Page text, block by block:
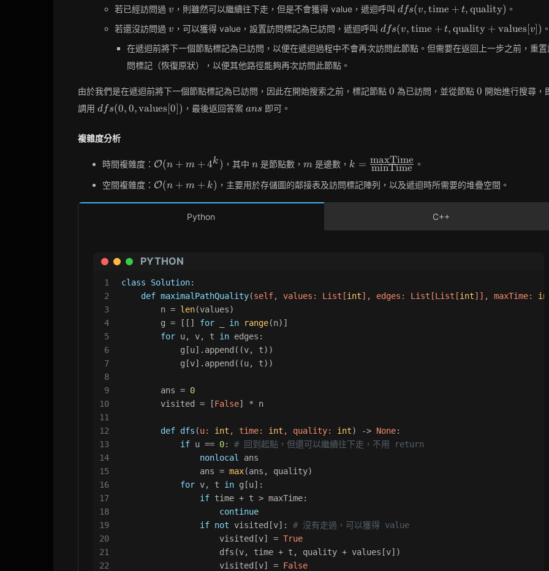
若已經訪問過 v
v ，則雖然可以繼續往下走，但是不會獲得 value，遞迴呼叫 dfs(v,
t,
\text{quality})
dfs(v, time + t, quality) 。
若還沒訪問過 v
v ，可以獲得 value，設置訪問標記為已訪問，遞迴呼叫 dfs(v,
t,
\text{values}
dfs(v, time + t, quality + values v ) 。
在遞迴前將下一個節點標記為已訪問，以便在遞迴過程中不會再次訪問此節點。但需要在返回上一步之前，重置
問標記（恢復原狀），以便其他路徑能夠再次訪問此節點。
由於我們是在遞迴前將下一個節點標記為已訪問，因此在開始搜索之前，標記節點 0
0 為已訪問，並從節點 0
0 開始進行搜尋，
調用 dfs(0, 0,
[0])
dfs(0, 0,values [0 ) ，最後返回答案ans
ans 即可。
複雜度分析
時間複雜度： \mathcal{O}
(n + m +
4^k)
O(n + m + 4k) ，其中n
n 是節點數，m
m 是邊數， k =
\frac{\text{maxTime}}
{\text{minTime}}
k = minTime
maxTime 。
空間複雜度： \mathcal{O}
(n + m + k)
O(n + m + k) ，主要用於存儲圖的鄰接表及訪問標記陣列，以及遞迴時所需要的堆疊空間。
Python C++
PYTHON
1
2
3
4
5
6
7
8
9
10
11
12
13
14
15
16
17
18
19
20
21
22
class Solution:
def maximalPathQuality(self, values: List [int], edges: List [List [int]], maxTime: int
        n =
len(values)
        g = [[]
for in range(n)]
for u, v, t in edges:
            g[u].append((v, t))
            g[v].append((u, t))
        ans =
0
        visited = [
False] * n
def dfs (u: int , time: int , quality: int) -> None:
if u == 0: # 回到起點，但還可以繼續往下走，不用 return
nonlocal
ans
                ans =
max(ans, quality)
for v, t in g[u]:
if time + t > maxTime:
continue
if not visited[v]: # 沒有走過，可以獲得 value
                    visited[v] =
True
                    dfs(v, time + t, quality + values[v])
                    visited[v] =
False